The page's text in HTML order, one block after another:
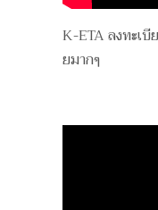
K-ETA ลงทะเบี
ยมากๆ